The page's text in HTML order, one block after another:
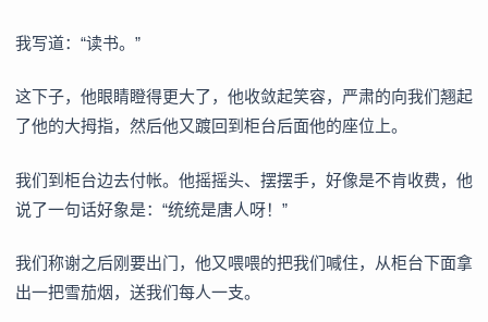
我写道：“读书。”
这下子，他眼睛瞪得更大了，他收敛起笑容，严肃的向我们翘起
了他的大拇指，然后他又踱回到柜台后面他的座位上。
我们到柜台边去付帐。他摇摇头、摆摆手，好像是不肯收费，他
说了一句话好象是：“统统是唐人呀！”
我们称谢之后刚要出门，他又喂喂的把我们喊住，从柜台下面拿
出一把雪茄烟，送我们每人一支。